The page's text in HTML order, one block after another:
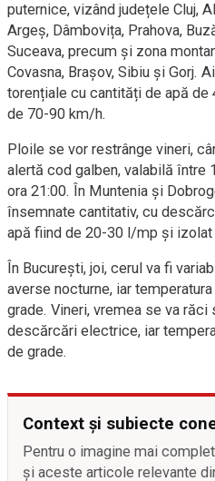
puternice, vizând județele Cluj,
Argeș, Dâmbovița, Prahova,
Suceava, precum și zona
Covasna, Brașov, Sibiu și Gorj.
torențiale cu cantități de apă
de 70-90 km/h.
Ploile se vor restrânge vineri,
alertă cod galben, valabilă între
ora 21:00. În Muntenia și
însemnate cantitativ, cu
apă fiind de 20-30 l/mp și
În București, joi, cerul va fi
averse nocturne, iar
grade. Vineri, vremea se va
descărcări electrice, iar
de grade.
Context și subiecte
Pentru o imagine mai
și aceste articole relevante